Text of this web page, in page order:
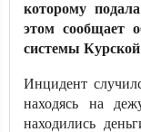
которому
этом сообщает
системы Курской
Инцидент
находясь на
находились